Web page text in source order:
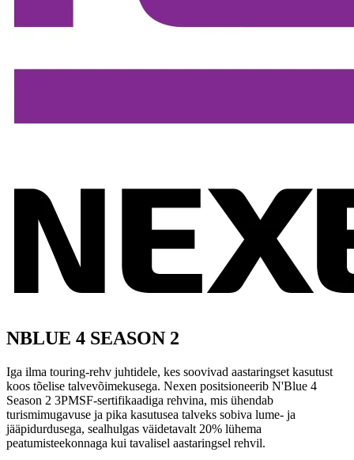
NBLUE 4 SEASON 2
Iga ilma touring-rehv juhtidele, kes soovivad aastaringset kasutust
koos tõelise talvevõimekusega. Nexen positsioneerib N'Blue 4
Season 2 3PMSF-sertifikaadiga rehvina, mis ühendab
turismimugavuse ja pika kasutusea talveks sobiva lume- ja
jääpidurdusega, sealhulgas väidetavalt 20% lühema
peatumisteekonnaga kui tavalisel aastaringsel rehvil.